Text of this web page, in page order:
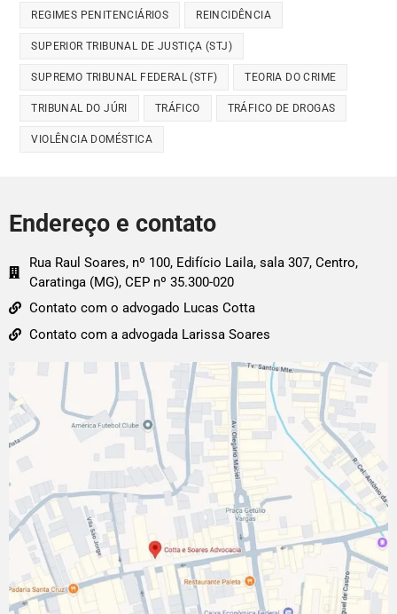
REGIMES PENITENCIÁRIOS REINCIDÊNCIA
SUPERIOR TRIBUNAL DE JUSTIÇA (STJ)
SUPREMO TRIBUNAL FEDERAL (STF) TEORIA DO CRIME
TRIBUNAL DO JÚRI TRÁFICO TRÁFICO DE DROGAS
VIOLÊNCIA DOMÉSTICA
Endereço e contato
Rua Raul Soares, nº 100, Edifício Laila, sala 307, Centro,
Caratinga (MG), CEP nº 35.300-020
Contato com o advogado Lucas Cotta
Contato com a advogada Larissa Soares